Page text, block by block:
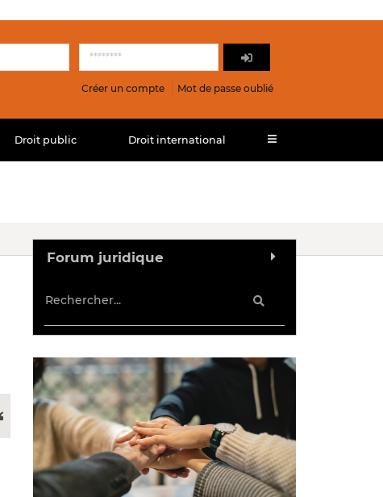
Créer un compte Mot de passe oublié
Droit public Droit international
Forum juridique